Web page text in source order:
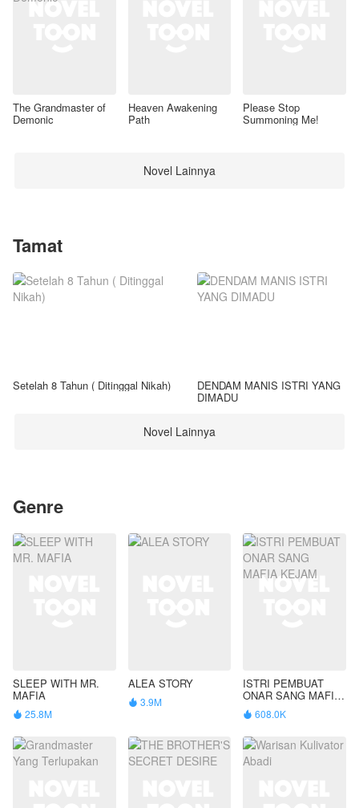
The Grandmaster of
Demonic
Heaven Awakening
Path
Please Stop
Summoning Me!
Novel Lainnya
Tamat
Setelah 8 Tahun ( Ditinggal Nikah) DENDAM MANIS ISTRI YANG
DIMADU
Novel Lainnya
Genre
SLEEP WITH MR.
MAFIA
 25.8M
ALEA STORY
 3.9M
ISTRI PEMBUAT
ONAR SANG MAFIA
KEJAM
 608.0K